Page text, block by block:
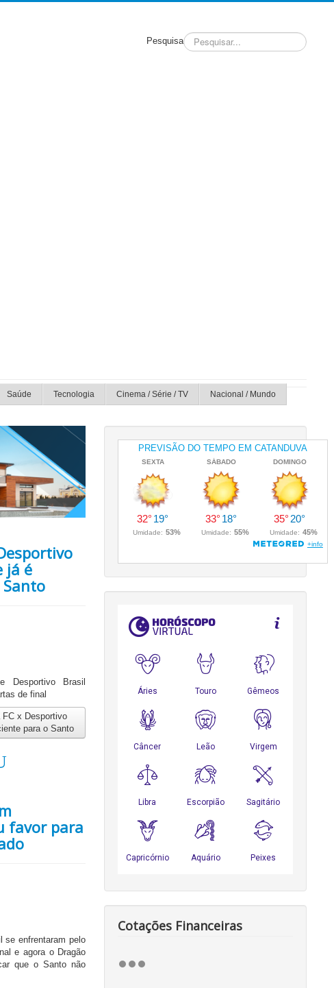
Pesquisa
Saúde Tecnologia Cinema / Série / TV Nacional / Mundo
já é
Desportivo Brasil
de final
FC x Desportivo
para o Santo
favor para
se enfrentaram pelo
e agora o Dragão
que o Santo não
Cotações Financeiras